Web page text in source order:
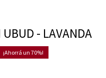
UBUD - LAVANDA
70